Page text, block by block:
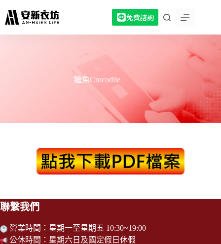
至
免費諮詢
鱷魚Crocodile
聯繫我們
營業時間：星期一至星期五 10:30~19:00
公休時間：星期六日及國定假日休假